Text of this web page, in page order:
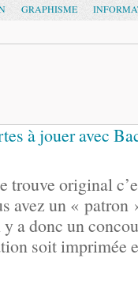
GRAPHISME
à jouer avec
trouve original
avez un « patron
a donc un
soit imprimée